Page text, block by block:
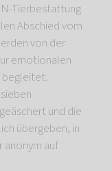
Tierbestattung
Abschied vom
von der
emotionalen
begleitet.
und die
übergeben, in
anonym auf